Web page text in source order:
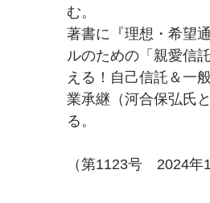
む。
著書に『理想・希望
ルのための「親愛信
える！自己信託＆一
業承継（河合保弘氏
る。
（第1123号　2024年